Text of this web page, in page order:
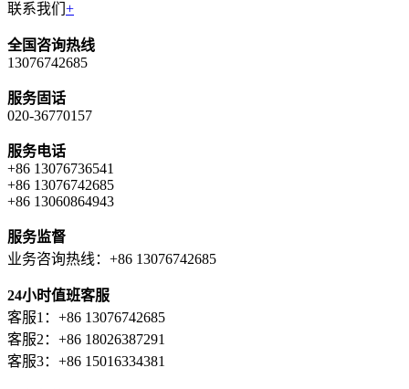
联系我们 +
全国咨询热线
13076742685
服务固话
020-36770157
服务电话
+86 13076736541
+86 13076742685
+86 13060864943
服务监督
业务咨询热线：+86 13076742685
24小时值班客服
客服1：+86 13076742685
客服2：+86 18026387291
客服3：+86 15016334381